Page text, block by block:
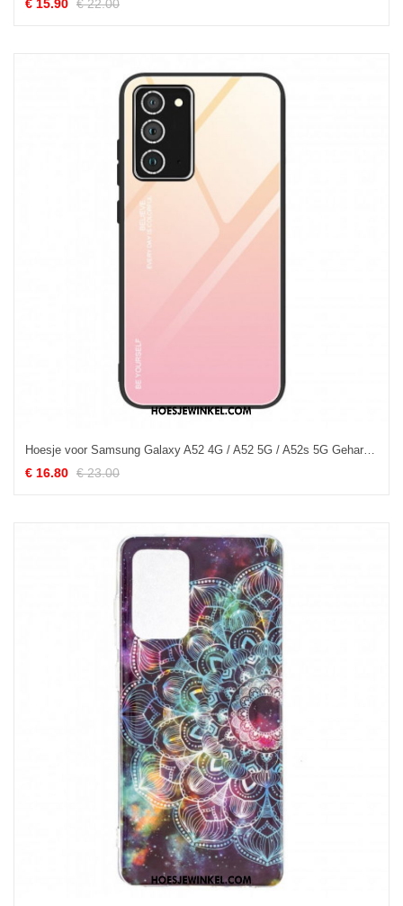
€ 15.90 € 22.00
Hoesje voor Samsung Galaxy A52 4G / A52 5G / A52s 5G Gehard Glas Wees Jezelf
€ 16.80 € 23.00